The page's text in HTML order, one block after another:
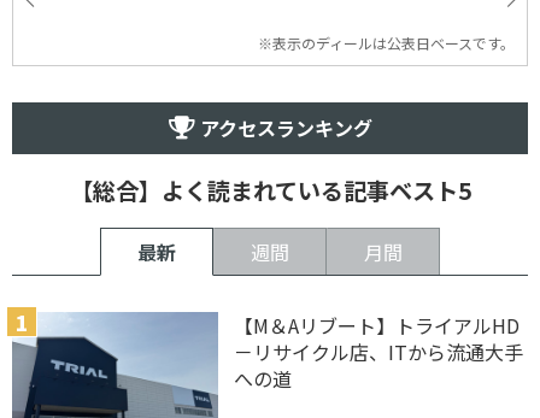
※表示のディールは公表日ベースです。
アクセスランキング
【総合】よく読まれている記事ベスト5
最新 週間 月間
【M＆Aリブート】トライアルHD
－リサイクル店、ITから流通大手
への道